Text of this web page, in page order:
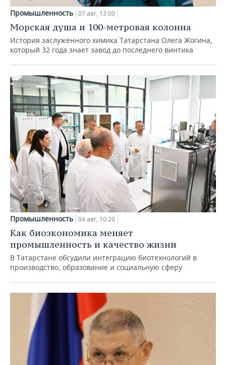
Промышленность 07 авг, 13:00
Морская душа и 100-метровая колонна
История заслуженного химика Татарстана Олега Жогина,
который 32 года знает завод до последнего винтика
Промышленность 04 авг, 10:20
Как биоэкономика меняет
промышленность и качество жизни
В Татарстане обсудили интеграцию биотехнологий в
производство, образование и социальную сферу